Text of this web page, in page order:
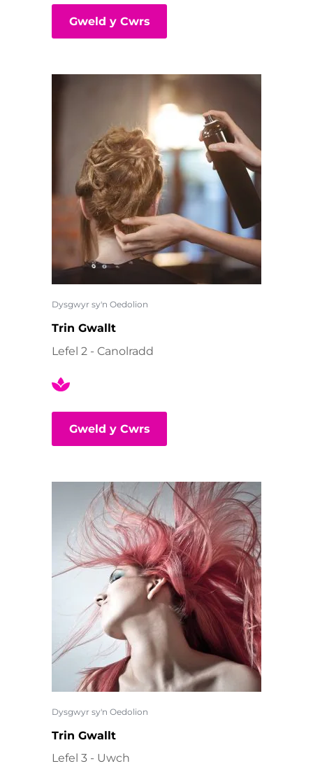
Gweld y Cwrs
Dysgwyr sy'n Oedolion
Trin Gwallt
Lefel 2 - Canolradd
Gweld y Cwrs
Dysgwyr sy'n Oedolion
Trin Gwallt
Lefel 3 - Uwch